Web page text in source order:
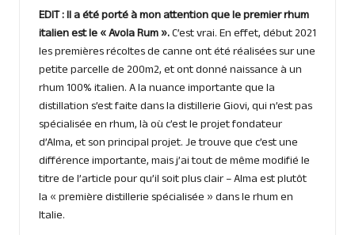
EDIT : Il a été porté à mon attention que le premier rhum
italien est le « Avola Rum ».C’est vrai. En effet, début 2021
les premières récoltes de canne ont été réalisées sur une
petite parcelle de 200m2, et ont donné naissance à un
rhum 100% italien. A la nuance importante que la
distillation s’est faite dans la distillerie Giovi, qui n’est pas
spécialisée en rhum, là où c’est le projet fondateur
d’Alma, et son principal projet. Je trouve que c’est une
différence importante, mais j’ai tout de même modifié le
titre de l’article pour qu’il soit plus clair – Alma est plutôt
la « première distillerie spécialisée » dans le rhum en
Italie.